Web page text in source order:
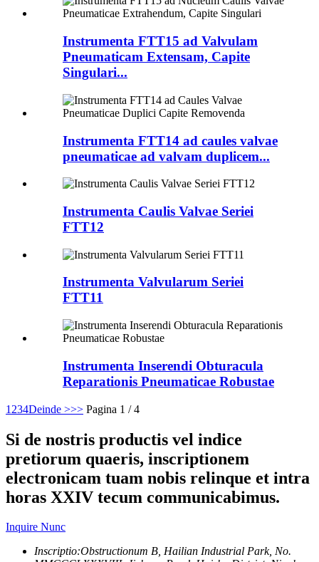
Instrumenta FTT15 ad Valvulam
Pneumaticam Extensam, Capite
Singulari...
Instrumenta FTT14 ad caules valvae
pneumaticae ad valvam duplicem...
Instrumenta Caulis Valvae Seriei
FTT12
Instrumenta Valvularum Seriei
FTT11
Instrumenta Inserendi Obturacula
Reparationis Pneumaticae Robustae
1 234Deinde >>> Pagina 1 / 4
Si de nostris productis vel indice
pretiorum quaeris, inscriptionem
electronicam tuam nobis relinque et intra
horas XXIV tecum communicabimus.
Inquire Nunc
Inscriptio:Obstructionum B, Hailian Industrial Park, No.